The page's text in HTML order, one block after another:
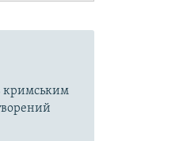
кримським